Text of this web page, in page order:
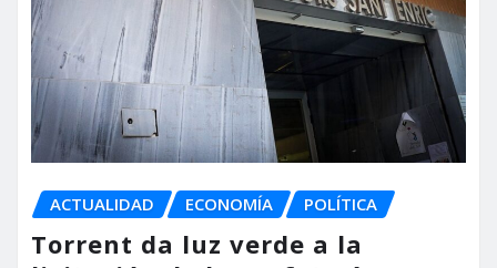
ACTUALIDAD ECONOMÍA POLÍTICA
Torrent da luz verde a la